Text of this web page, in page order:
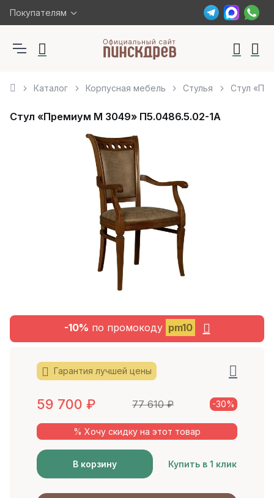
Покупателям
Каталог Корпусная мебель Стулья Стул
Стул «Премиум М 3049» П5.0486.5.02-1A
-10% по промокоду pm10
Гарантия лучшей цены
59 700 ₽ 77 610₽ -30%
% Хочу скидку на этот товар
В корзину Купить в 1 клик